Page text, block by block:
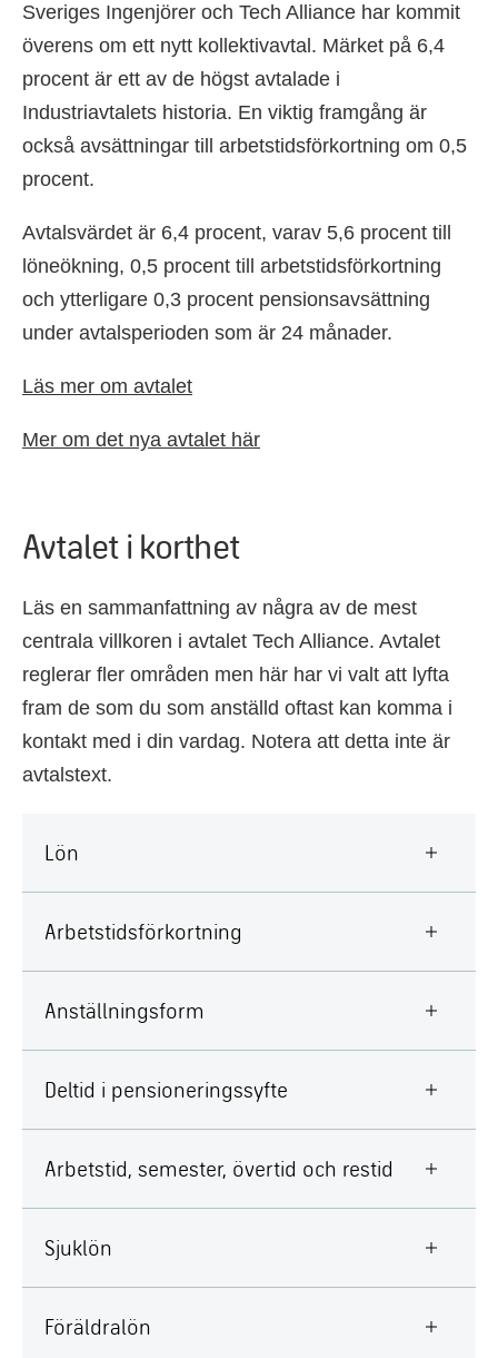
Sveriges Ingenjörer och Tech Alliance har kommit
överens om ett nytt kollektivavtal. Märket på 6,4
procent är ett av de högst avtalade i
Industriavtalets historia. En viktig framgång är
också avsättningar till arbetstidsförkortning om 0,5
procent.
Avtalsvärdet är 6,4 procent, varav 5,6 procent till
löneökning, 0,5 procent till arbetstidsförkortning
och ytterligare 0,3 procent pensionsavsättning
under avtalsperioden som är 24 månader.
Läs mer om avtalet
Mer om det nya avtalet här
Avtalet i korthet
Läs en sammanfattning av några av de mest
centrala villkoren i avtalet Tech Alliance. Avtalet
reglerar fler områden men här har vi valt att lyfta
fram de som du som anställd oftast kan komma i
kontakt med i din vardag. Notera att detta inte är
avtalstext.
Lön
Arbetstidsförkortning
Anställningsform
Deltid i pensioneringssyfte
Arbetstid, semester, övertid och restid
Sjuklön
Föräldralön